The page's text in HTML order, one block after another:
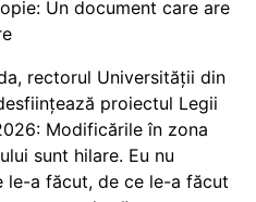
Un document care are
rectorul Universității din
proiectul Legii
Modificările în zona
sunt hilare. Eu nu
le-a făcut, de ce le-a făcut